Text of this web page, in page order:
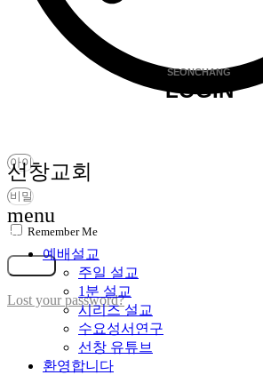
SEONCHANG
LOGIN
Remember Me
로그인
Lost your password?
입
선창교회
menu
예배설교
주일 설교
1분 설교
시리즈 설교
수요성서연구
선창 유튜브
환영합니다